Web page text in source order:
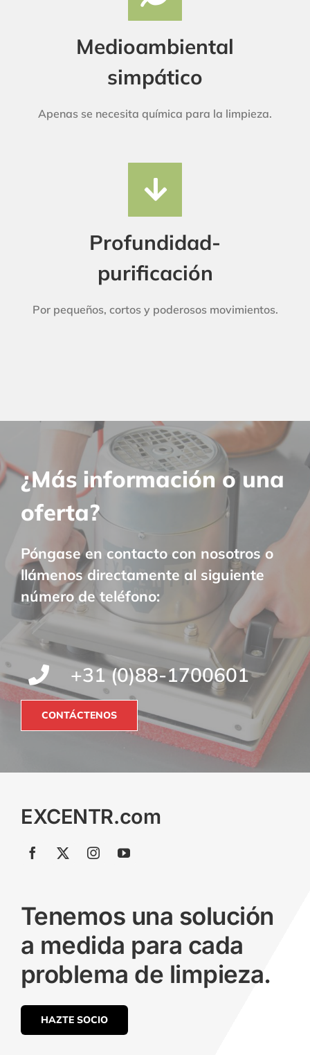
Medioambiental
simpático
Apenas se necesita química para la limpieza.
Profundidad-
purificación
Por pequeños, cortos y poderosos movimientos.
¿Más información o una
oferta?
Póngase en contacto con nosotros o
llámenos directamente al siguiente
número de teléfono:
+31 (0)88-1700601
CONTÁCTENOS
EXCENTR.com
Tenemos una solución
a medida para cada
problema de limpieza.
HAZTE SOCIO